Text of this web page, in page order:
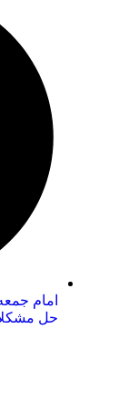
امام جمعه موقت
حل مشکلات مردم